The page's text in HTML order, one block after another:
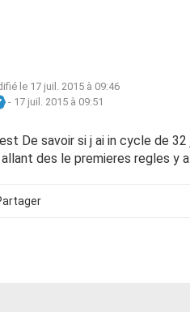
le 17 juil. 2015 à 09:46
- 17 juil. 2015 à 09:51
De savoir si j ai in cycle de
des le premieres regles y